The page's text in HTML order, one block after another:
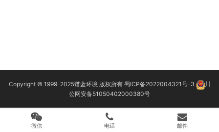
Copyright © 1999-2025谱蓝环境版权所有 蜀ICP备2022004321号-3
川
公网安备51050402000380号
微信 电话 邮件